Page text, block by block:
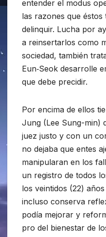
entender el modus
las razones que
delinquir. Lucha por
a reinsertarlos como
sociedad, también
Eun‑Seok desarrolle
que debe precidir.
Por encima de ellos
Jung (Lee Sung-min)
juez justo y con un
no dejaba que entes
manipularan en los
un registro de todos
los veintidos (22)
incluso conserva
podía mejorar y
pro del bienestar de